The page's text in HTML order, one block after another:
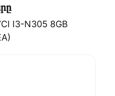
I3-N305 8GB